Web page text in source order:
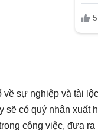
về sự nghiệp và tài
sẽ có quý nhân
công việc, đưa